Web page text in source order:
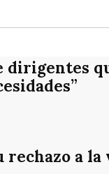
dirigentes
a la